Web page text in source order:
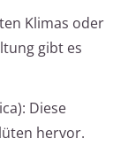
Klimas oder
gibt es
Diese
hervor.